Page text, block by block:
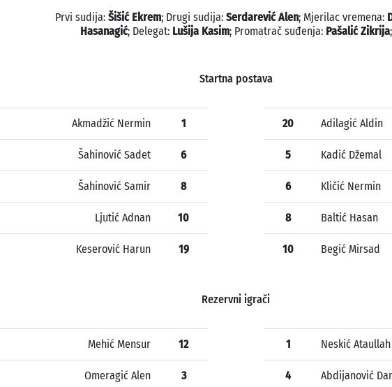
Prvi sudija: Šišić Ekrem; Drugi sudija: Serdarević Alen; Mjerilac vremena:
Hasanagić; Delegat: Lušija Kasim; Promatrač suđenja: Pašalić Zikrija;
Startna postava
Akmadžić Nermin 1
Šahinović Sadet 6
Šahinović Samir 8
Ljutić Adnan 10
Keserović Harun 19
20 Adilagić Aldin
5 Kadić Džemal
6 Kličić Nermin
8 Baltić Hasan
10 Begić Mirsad
Rezervni igrači
Mehić Mensur 12
Omeragić Alen 3
1 Neskić Ataullah
4 Abdijanović